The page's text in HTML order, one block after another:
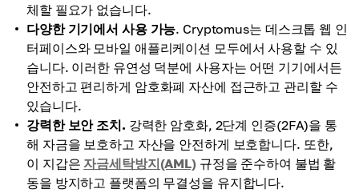
체할 필요가 없습니다.
다양한 기기에서 사용 가능. Cryptomus는 데스크톱 웹 인
터페이스와 모바일 애플리케이션 모두에서 사용할 수 있
습니다. 이러한 유연성 덕분에 사용자는 어떤 기기에서든
안전하고 편리하게 암호화폐 자산에 접근하고 관리할 수
있습니다.
강력한 보안 조치. 강력한 암호화, 2단계 인증(2FA)을 통
해 자금을 보호하고 자산을 안전하게 보호합니다. 또한,
이 지갑은 자금세탁방지(AML) 규정을 준수하여 불법 활
동을 방지하고 플랫폼의 무결성을 유지합니다.